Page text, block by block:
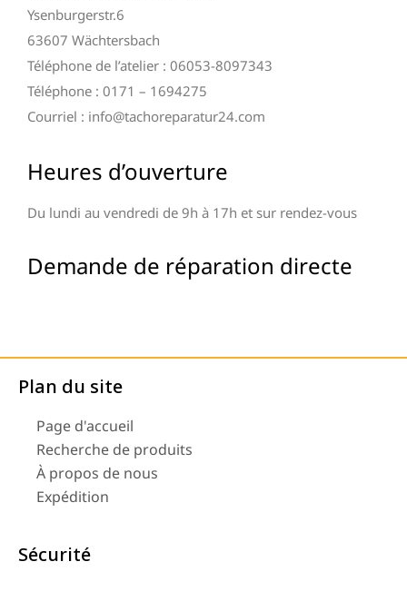
Ysenburgerstr.6
63607 Wächtersbach
Téléphone de l’atelier : 06053-8097343
Téléphone : 0171 – 1694275
Courriel : info@tachoreparatur24.com
Heures d’ouverture
Du lundi au vendredi de 9h à 17h et sur rendez-vous
Demande de réparation directe
Plan du site
Page d'accueil
Recherche de produits
À propos de nous
Expédition
Sécurité